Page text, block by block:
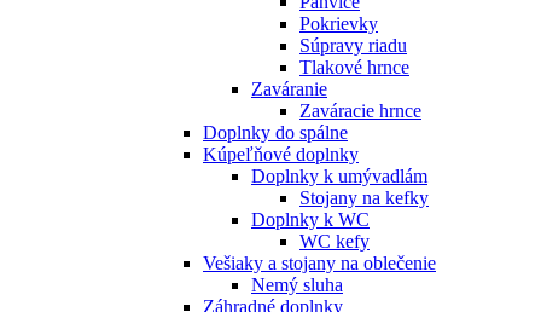
Pokrievky
Súpravy riadu
Tlakové hrnce
Zaváranie
Zaváracie hrnce
Doplnky do spálne
Kúpeľňové doplnky
Doplnky k umývadlám
Stojany na kefky
Doplnky k WC
WC kefy
Vešiaky a stojany na oblečenie
Nemý sluha
Záhradné doplnky